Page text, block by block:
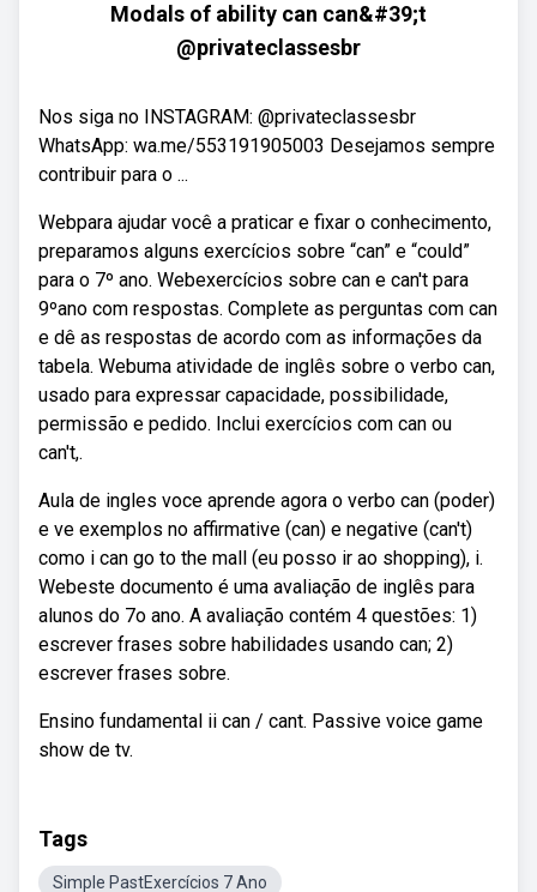
Modals of ability can can&#39;t
@privateclassesbr
Nos siga no INSTAGRAM: @privateclassesbr
WhatsApp: wa.me/553191905003 Desejamos sempre
contribuir para o ...
Webpara ajudar você a praticar e fixar o conhecimento,
preparamos alguns exercícios sobre “can” e “could”
para o 7º ano. Webexercícios sobre can e can't para
9ºano com respostas. Complete as perguntas com can
e dê as respostas de acordo com as informações da
tabela. Webuma atividade de inglês sobre o verbo can,
usado para expressar capacidade, possibilidade,
permissão e pedido. Inclui exercícios com can ou
can't,.
Aula de ingles voce aprende agora o verbo can (poder)
e ve exemplos no affirmative (can) e negative (can't)
como i can go to the mall (eu posso ir ao shopping), i.
Webeste documento é uma avaliação de inglês para
alunos do 7o ano. A avaliação contém 4 questões: 1)
escrever frases sobre habilidades usando can; 2)
escrever frases sobre.
Ensino fundamental ii can / cant. Passive voice game
show de tv.
Tags
Simple PastExercícios 7 Ano